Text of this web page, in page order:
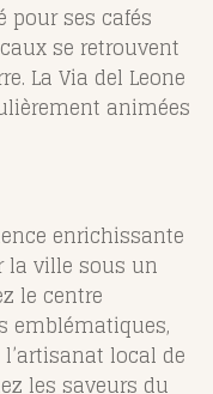
pour ses cafés
se retrouvent
La Via del Leone
animées
enrichissante
la ville sous un
le centre
emblématiques,
local de
les saveurs du